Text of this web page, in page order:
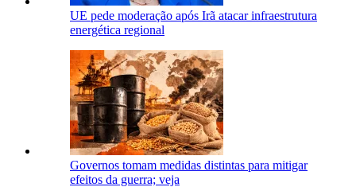
UE pede moderação após Irã atacar infraestrutura
energética regional
Governos tomam medidas distintas para mitigar
efeitos da guerra; veja